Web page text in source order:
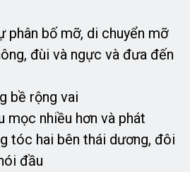
phân bố mỡ, di chuyển mỡ
đùi và ngực và đưa đến
bề rộng vai
mọc nhiều hơn và phát
tóc hai bên thái dương, đôi
đầu